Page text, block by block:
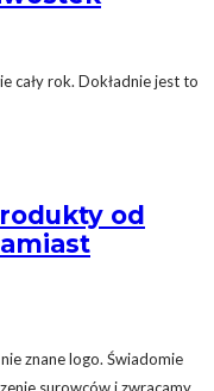
cały rok. Dokładnie jest to
od
znane logo. Świadomie
surowców i zwracamy